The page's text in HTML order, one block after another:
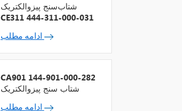
شتاب‌سنج پیزوالکتریک
CE311 444-311-000-031
CA901 144-901-000-282
شتاب سنج پیزوالکتریک